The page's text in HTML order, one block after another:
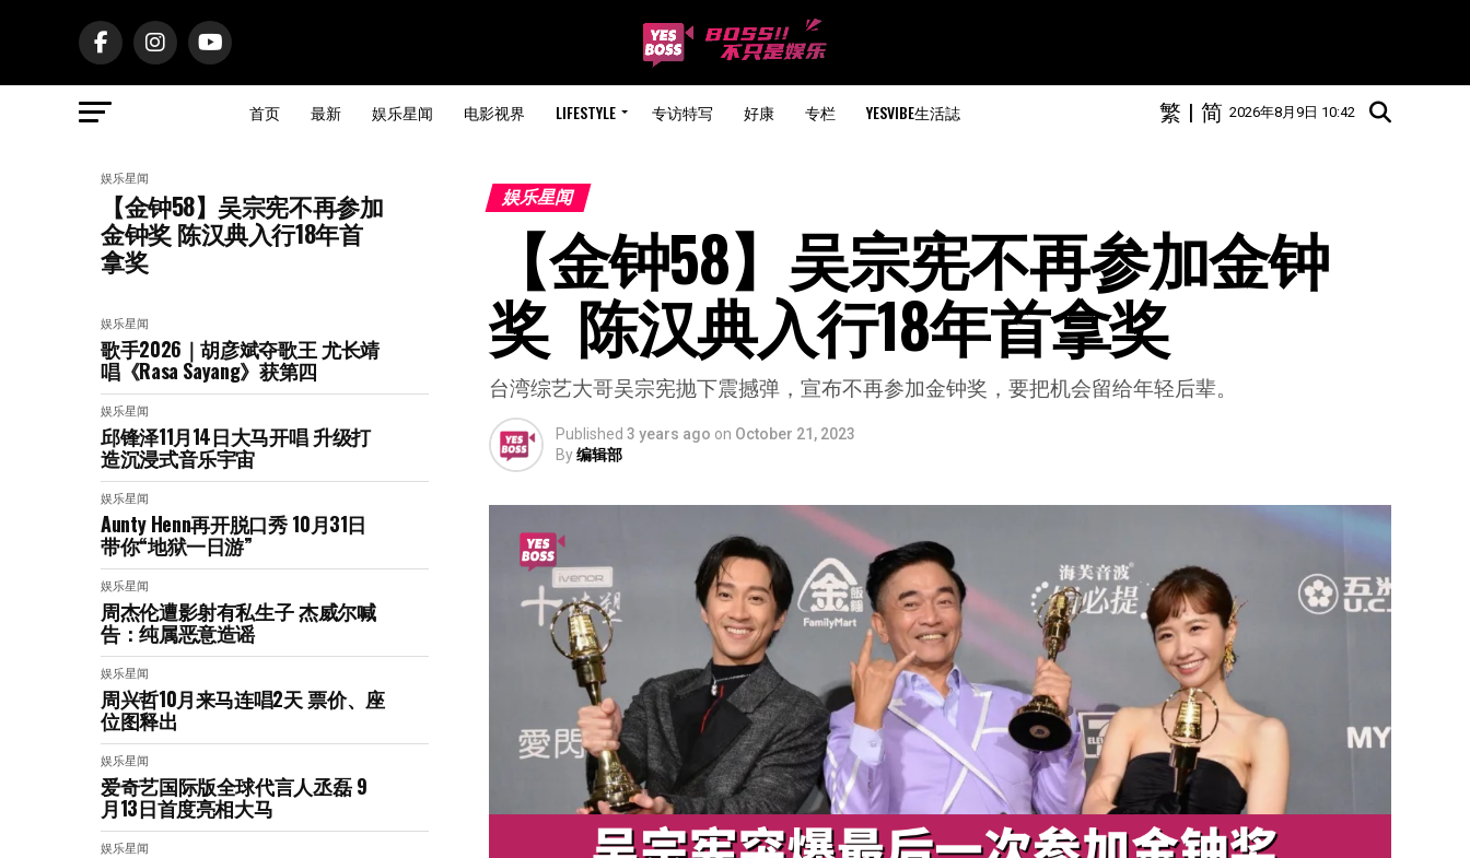
首页 最新 娱乐星闻 电影视界 LIFESTYLE 专访特写 好康 专栏 YESVIBE生活誌 2026年8月9日 10:42
简
|
繁
娱乐星闻
【金钟58】吴宗宪不再参加
金钟奖 陈汉典入行18年首
拿奖
娱乐星闻
歌手2026｜胡彦斌夺歌王 尤长靖
唱《Rasa Sayang》获第四
娱乐星闻
邱锋泽11月14日大马开唱 升级打
造沉浸式音乐宇宙
娱乐星闻
Aunty Henn再开脱口秀 10月31日
带你“地狱一日游”
娱乐星闻
周杰伦遭影射有私生子 杰威尔喊
告：纯属恶意造谣
娱乐星闻
周兴哲10月来马连唱2天 票价、座
位图释出
娱乐星闻
爱奇艺国际版全球代言人丞磊 9
月13日首度亮相大马
娱乐星闻
娱乐星闻
【金钟58】吴宗宪不再参加金钟
奖  陈汉典入行18年首拿奖
台湾综艺大哥吴宗宪抛下震撼弹，宣布不再参加金钟奖，要把机会留给年轻后辈。
Published 3 years ago on October 21, 2023
By编辑部